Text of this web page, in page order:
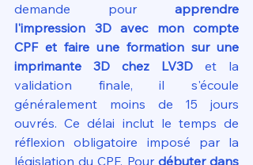
demande pour apprendre
l'impression 3D avec mon compte
CPF et faire une formation sur une
imprimante 3D chez LV3D et la
validation finale, il s'écoule
généralement moins de 15 jours
ouvrés. Ce délai inclut le temps de
réflexion obligatoire imposé par la
législation du CPF. Pour débuter dans